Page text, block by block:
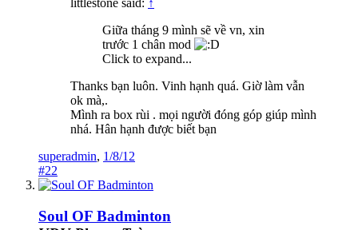
littlestone said: ↑
Giữa tháng 9 mình sẽ về vn, xin
trước 1 chân mod
Click to expand...
Thanks bạn luôn. Vinh hạnh quá. Giờ làm vẫn
ok mà,.
Mình ra box rùi . mọi người đóng góp giúp mình
nhá. Hân hạnh được biết bạn
superadmin, 1/8/12
#22
Soul OF Badminton